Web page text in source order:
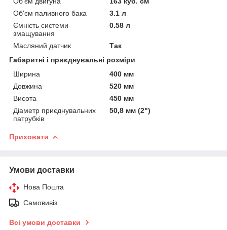
Об'єм паливного бака
3.1 л
Ємність системи
змащування
0.58 л
Масляний датчик
Так
Габаритні і приєднувальні розміри
Ширина
400 мм
Довжина
520 мм
Висота
450 мм
Діаметр приєднувальних
патрубків
50,8 мм (2")
Приховати
Умови доставки
Нова Пошта
Самовивіз
Всі умови доставки